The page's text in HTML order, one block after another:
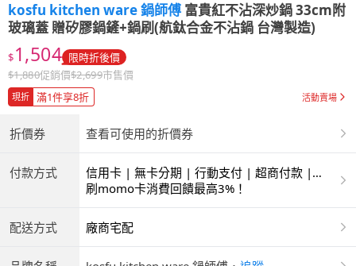
kosfu kitchen ware 鍋師傅 富貴紅不沾深炒鍋 33cm附
玻璃蓋 贈矽膠鍋鏟+鍋刷(航鈦合金不沾鍋 台灣製造)
$1,504 限時折後價
$1,880促銷價$2,699市售價
現折 滿1件享8折 活動賣場
折價券 查看可使用的折價券
付款方式
信用卡 | 無卡分期 | 行動支付 | 超商付款 |
ATM | 銀聯卡
刷momo卡消費回饋最高3%！
配送方式 廠商宅配